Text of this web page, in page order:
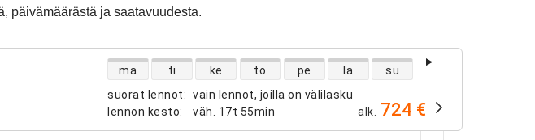
päivämäärästä ja saatavuudesta.
suorat lennot: vain lennot, joilla on välilasku
lennon kesto: väh. 17t 55min
suorien lentojen saatavuus
ma ti ke to pe la su
alk. 724 €